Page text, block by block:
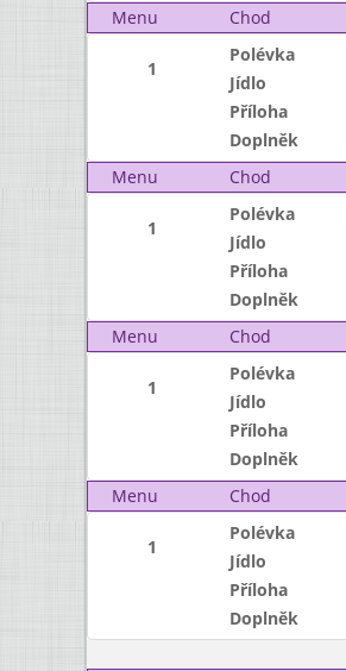
Menu
Chod
1
Polévka
Jídlo
Příloha
Doplněk
Menu
Chod
1
Polévka
Jídlo
Příloha
Doplněk
Menu
Chod
1
Polévka
Jídlo
Příloha
Doplněk
Menu
Chod
1
Polévka
Jídlo
Příloha
Doplněk